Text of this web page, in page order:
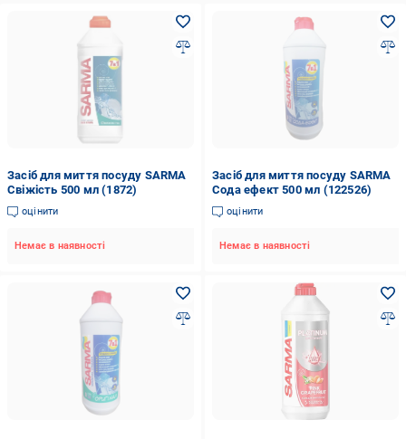
Засіб для миття посуду SARMA
Свіжість 500 мл (1872)
оцінити
Немає в наявності
Засіб для миття посуду SARMA
Сода ефект 500 мл (122526)
оцінити
Немає в наявності